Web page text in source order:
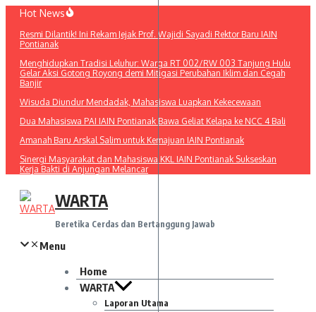
Lewati
konten
Hot News
Resmi Dilantik! Ini Rekam Jejak Prof. Wajidi Sayadi Rektor Baru IAIN
Pontianak
Menghidupkan Tradisi Leluhur: Warga RT 002/RW 003 Tanjung Hulu
Gelar Aksi Gotong Royong demi Mitigasi Perubahan Iklim dan Cegah
Banjir
Wisuda Diundur Mendadak, Mahasiswa Luapkan Kekecewaan
Dua Mahasiswa PAI IAIN Pontianak Bawa Geliat Kelapa ke NCC 4 Bali
Amanah Baru Arskal Salim untuk Kemajuan IAIN Pontianak
Sinergi Masyarakat dan Mahasiswa KKL IAIN Pontianak Sukseskan
Kerja Bakti di Anjungan Melancar
WARTA
Beretika Cerdas dan Bertanggung Jawab
Menu
Home
WARTA
Laporan Utama